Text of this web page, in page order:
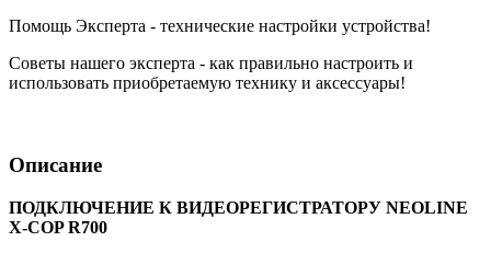
Помощь Эксперта - технические настройки устройства!
Советы нашего эксперта - как правильно настроить и
использовать приобретаемую технику и аксессуары!
Описание
ПОДКЛЮЧЕНИЕ К ВИДЕОРЕГИСТРАТОРУ NEOLINE
X-COP R700